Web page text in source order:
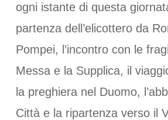
ogni istante di questa
partenza dell’elicottero da
Pompei, l’incontro con le
Messa e la Supplica, il
la preghiera nel Duomo,
Città e la ripartenza verso il